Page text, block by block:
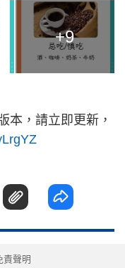
+9
本，請立即更新，
責聲明